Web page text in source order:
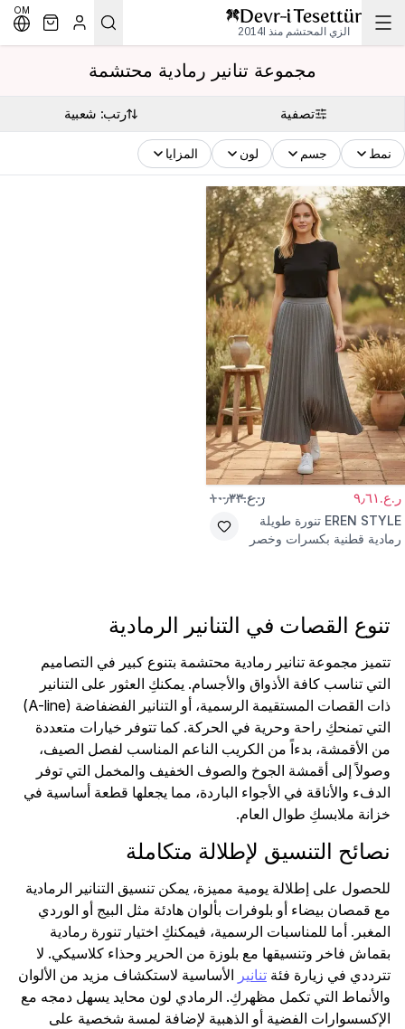
الزي المحتشم منذ 2014l
OM
مجموعة تنانير رمادية محتشمة
تصفية رتب: شعبية
نمط جسم لون المزايا
ر.ع.٩٫٦١ ر.ع.١٠٫٣٣
EREN STYLE تنورة طويلة
رمادية قطنية بكسرات وخصر
تنوع القصات في التنانير الرمادية
تتميز مجموعة تنانير رمادية محتشمة بتنوع كبير في التصاميم
التي تناسب كافة الأذواق والأجسام. يمكنكِ العثور على التنانير
ذات القصات المستقيمة الرسمية، أو التنانير الفضفاضة (A-line)
التي تمنحكِ راحة وحرية في الحركة. كما تتوفر خيارات متعددة
من الأقمشة، بدءاً من الكريب الناعم المناسب لفصل الصيف،
وصولاً إلى أقمشة الجوخ والصوف الخفيف والمخمل التي توفر
الدفء والأناقة في الأجواء الباردة، مما يجعلها قطعة أساسية في
خزانة ملابسكِ طوال العام.
نصائح التنسيق لإطلالة متكاملة
للحصول على إطلالة يومية مميزة، يمكن تنسيق التنانير الرمادية
مع قمصان بيضاء أو بلوفرات بألوان هادئة مثل البيج أو الوردي
المغبر. أما للمناسبات الرسمية، فيمكنكِ اختيار تنورة رمادية
بقماش فاخر وتنسيقها مع بلوزة من الحرير وحذاء كلاسيكي. لا
تترددي في زيارة فئة تنانير الأساسية لاستكشاف مزيد من الألوان
والأنماط التي تكمل مظهركِ. الرمادي لون محايد يسهل دمجه مع
الإكسسوارات الفضية أو الذهبية لإضافة لمسة شخصية على